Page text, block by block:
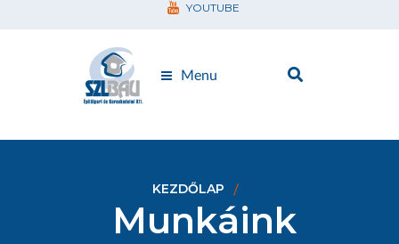
YOUTUBE
Menu
KEZDŐLAP
Munkáink